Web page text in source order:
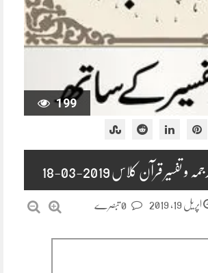
199
و تفسیر قرآن کلاس 2019-03-18
اپریل 19, 2019